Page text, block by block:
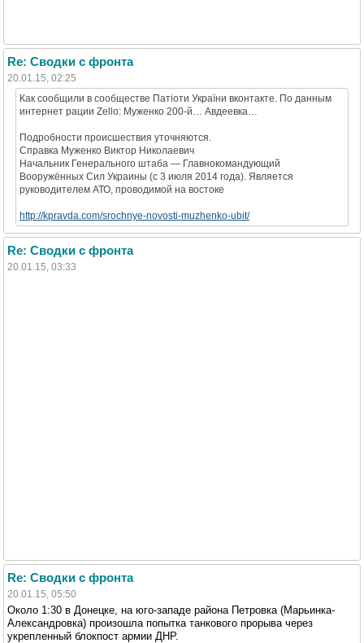
Re: Сводки с фронта
20.01.15, 02:25
Как сообщили в сообществе Патіоти України вконтакте. По данным
интернет рации Zello: Муженко 200-й… Авдеевка…
Подробности происшествия уточняются.
Справка Муженко Виктор Николаевич
Начальник Генерального штаба — Главнокомандующий
Вооружённых Сил Украины (с 3 июля 2014 года). Является
руководителем АТО, проводимой на востоке
http://kpravda.com/srochnye-novosti-muzhenko-ubit/
Re: Сводки с фронта
20.01.15, 03:33
Re: Сводки с фронта
20.01.15, 05:50
Около 1:30 в Донецке, на юго-западе района Петровка (Марьинка-
Александровка) произошла попытка танкового прорыва через
укрепленный блокпост армии ДНР.